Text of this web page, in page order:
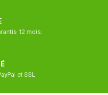
12 mois.
et SSL